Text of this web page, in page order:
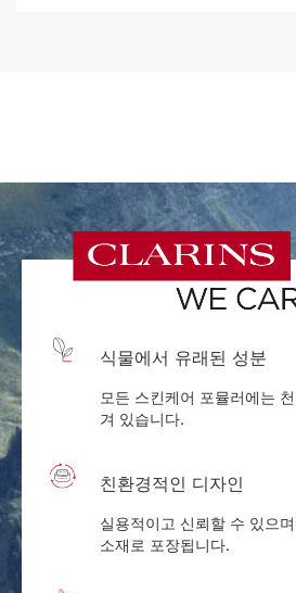
식물에서 유래된 성분
모든 스킨케어 포뮬러에는
겨 있습니다.
친환경적인 디자인
실용적이고 신뢰할 수 있으
소재로 포장됩니다.